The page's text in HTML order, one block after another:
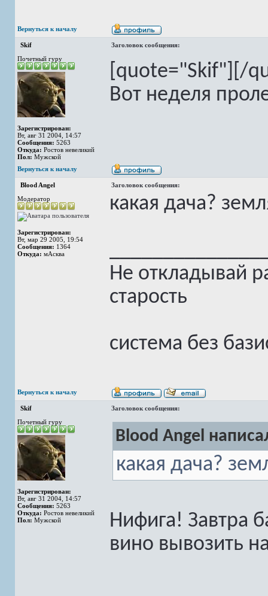
Вернуться к началу
Skif
Заголовок сообщения:
Почетный гуру
Зарегистрирован:
Вт, авг 31 2004, 14:57
Сообщения: 5263
Откуда: Ростов невеликий
Пол: Мужской
[quote="Skif"][/
Вот неделя
Вернуться к началу
Blood Angel
Заголовок сообщения:
Модератор
Зарегистрирован:
Вт, мар 29 2005, 19:54
Сообщения: 1364
Откуда: мАсква
какая дача?
Не откладывай
старость
система без
Вернуться к началу
Skif
Заголовок сообщения:
Почетный гуру
Зарегистрирован:
Вт, авг 31 2004, 14:57
Сообщения: 5263
Откуда: Ростов невеликий
Пол: Мужской
Blood Angel
какая дача?
Нифига! Завтра
вино вывозить